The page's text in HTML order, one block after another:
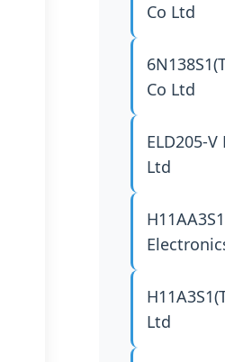
Co Ltd
Co Ltd
ELD205-V
Ltd
Ltd